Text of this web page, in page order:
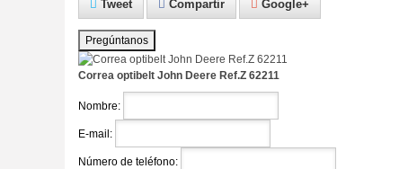
Tweet Compartir Google+
Pregúntanos
Correa optibelt John Deere Ref.Z 62211
Nombre:
E-mail:
Número de teléfono: